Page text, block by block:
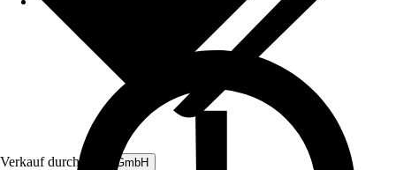
Verkauf durch: B&L GmbH